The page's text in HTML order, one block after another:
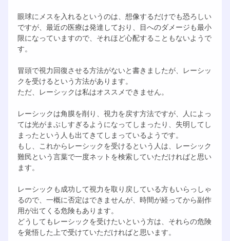
眼球にメスを入れるというのは、想像するだけでも恐ろしい
ですが、最近の医療は発達しており、目へのダメージも最小
限になっていますので、それほど心配することもないようで
す。
冒頭で視力回復させる方法がないと書きましたが、レーシッ
クを受けるという方法があります。
ただ、レーシックは私はオススメできません。
レーシックは角膜を削り、視力を戻す方法ですが、人によっ
ては光がまぶしすぎるようになってしまったり、失明してし
まったという人も出てきてしまっているようです。
もし、これからレーシックを受けるという人は、レーシック
難民という言葉で一度ネットを検索していただければと思い
ます。
レーシックも成功して視力を取り戻している方もいらっしゃ
るので、一概に否定はできませんが、時間が経ってから副作
用が出てくる危険もあります。
どうしてもレーシックを受けたいという方は、それらの危険
を覚悟した上で受けていただければと思います。